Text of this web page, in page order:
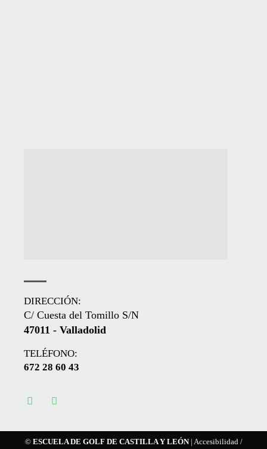
DIRECCIÓN:
C/ Cuesta del Tomillo S/N
47011 - Valladolid
TELÉFONO:
672 28 60 43
© ESCUELA DE GOLF DE CASTILLA Y LEÓN| Accesibilidad /